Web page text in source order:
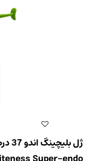
ژل